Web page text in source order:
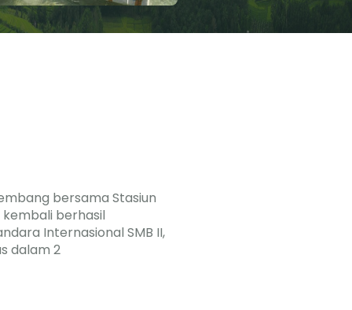
bersama Stasiun
kembali berhasil
Internasional SMB II,
dalam 2